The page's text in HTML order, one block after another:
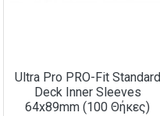
Ultra Pro PRO-Fit Standard
Deck Inner Sleeves
64x89mm (100 Θήκες)